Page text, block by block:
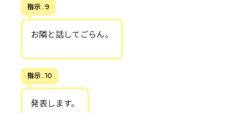
指示 . 9
お隣と話してごらん。
指示 . 10
発表します。